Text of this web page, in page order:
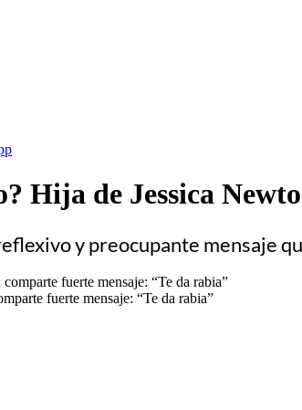
Hija de Jessica
y preocupante mensaje
fuerte mensaje: “Te da rabia”